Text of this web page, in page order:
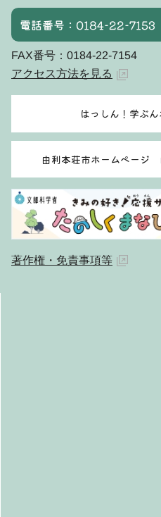
電話番号：0184-22-7153
FAX番号：0184-22-7154
アクセス方法を見る
はっしん！学ぶ
由利本荘市ホームページ
著作権・免責事項等